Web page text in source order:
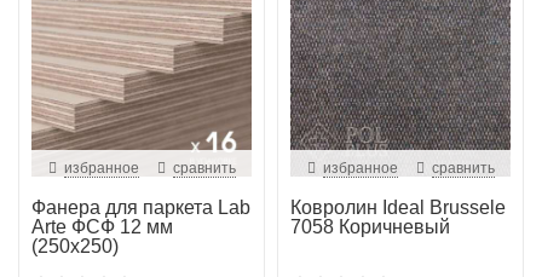
избранное сравнить
Фанера для паркета Lab
Arte ФСФ 12 мм
(250х250)
избранное сравнить
Ковролин Ideal Brussele
7058 Коричневый